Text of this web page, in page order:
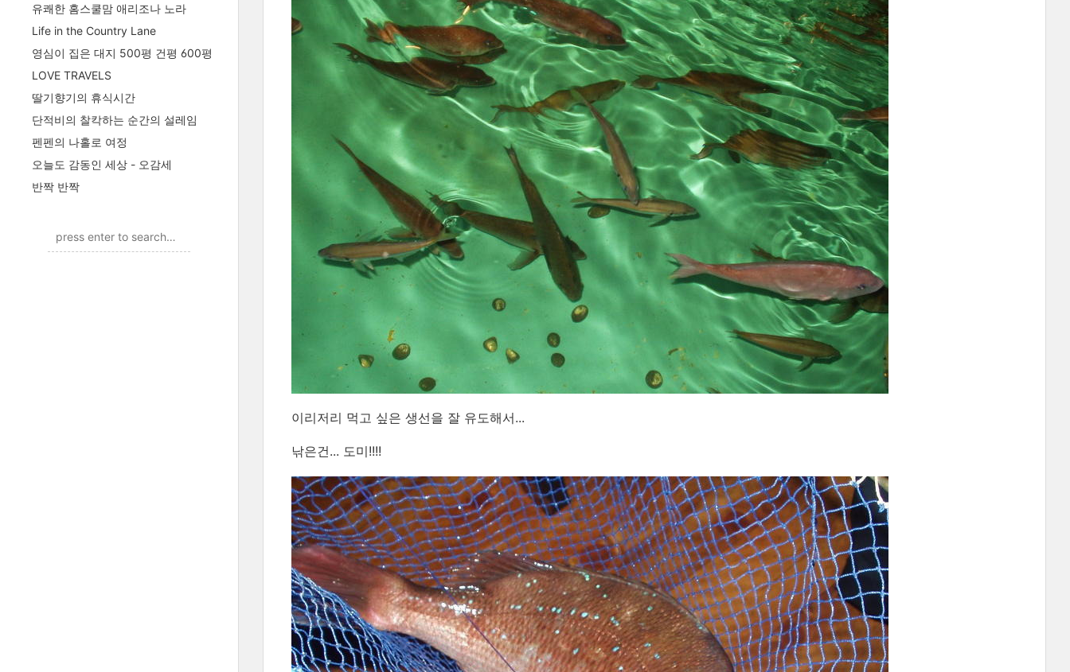
유쾌한 홈스쿨맘 애리조나 노라
Life in the Country Lane
영심이 집은 대지 500평 건평 600평
LOVE TRAVELS
딸기향기의 휴식시간
단적비의 찰칵하는 순간의 설레임
펜펜의 나홀로 여정
오늘도 감동인 세상 - 오감세
반짝 반짝
이리저리 먹고 싶은 생선을 잘 유도해서...
낚은건... 도미!!!!